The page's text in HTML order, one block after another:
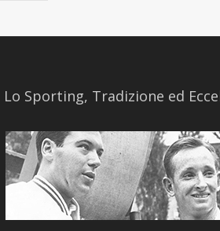
​Lo Sporting, Tradizione ed